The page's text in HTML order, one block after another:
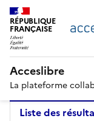
RÉPUBLIQUE
FRANÇAISE
Acceslibre
La plateforme
Liste des